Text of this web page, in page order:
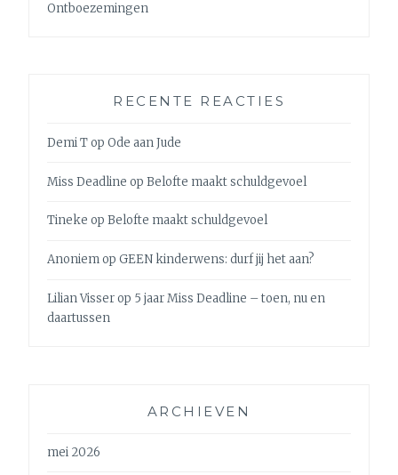
Ontboezemingen
RECENTE REACTIES
Demi TopOde aan Jude
Miss Deadline opBelofte maakt schuldgevoel
Tineke opBelofte maakt schuldgevoel
AnoniemopGEEN kinderwens: durf jij het aan?
Lilian Visserop 5 jaar Miss Deadline – toen, nu en
daartussen
ARCHIEVEN
mei 2026